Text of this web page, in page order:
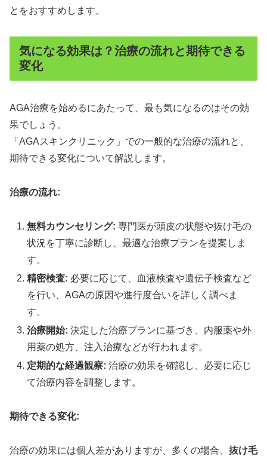
とをおすすめします。
気になる効果は？治療の流れと期待できる
変化
AGA治療を始めるにあたって、最も気になるのはその効
果でしょう。
「AGAスキンクリニック」での一般的な治療の流れと、
期待できる変化について解説します。
治療の流れ:
無料カウンセリング: 専門医が頭皮の状態や抜け毛の
状況を丁寧に診断し、最適な治療プランを提案しま
す。
精密検査: 必要に応じて、血液検査や遺伝子検査など
を行い、AGAの原因や進行度合いを詳しく調べま
す。
治療開始: 決定した治療プランに基づき、内服薬や外
用薬の処方、注入治療などが行われます。
定期的な経過観察: 治療の効果を確認し、必要に応じ
て治療内容を調整します。
期待できる変化:
治療の効果には個人差がありますが、多くの場合、 抜け毛